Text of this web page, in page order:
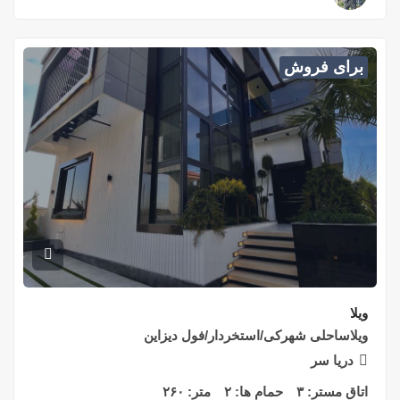
برای فروش
ویلا
ویلاساحلی شهرکی/استخردار/فول دیزاین
دریا سر
اتاق مستر:۳ حمام ها: ۲ متر: ۲۶۰